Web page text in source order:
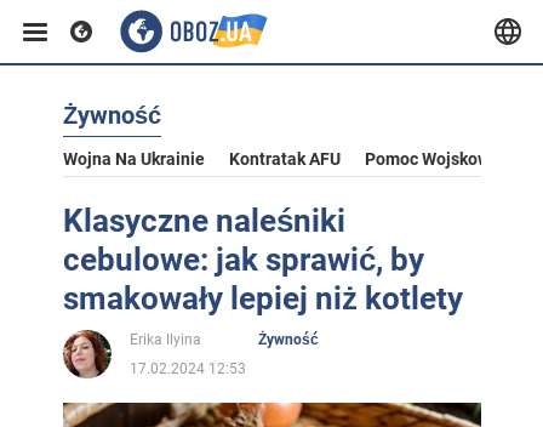
Żywność
Wojna Na Ukrainie Kontratak AFU Pomoc Wojskowa Dla
Klasyczne naleśniki
cebulowe: jak sprawić, by
smakowały lepiej niż kotlety
Erika Ilyina
Żywność
17.02.2024 12:53